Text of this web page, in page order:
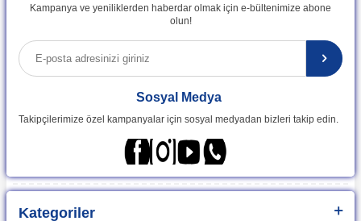
Herkesin kolay ulaşabilmesi adına Dünyada en popüler bebek markalarının
ürün koleksiyonlarını uygun fiyat ve hızlı teslimat ile siz değerli kullanıcılarına
sunuyor.
Sersa İthalat , Bebek Araç Gereçleri Üreticileri, İthalatçıları ve
Kampanya ve yeniliklerden haberdar olmak için e-bültenimize abone
olun!
Sosyal Medya
Takipçilerimize özel kampanyalar için sosyal medyadan bizleri takip edin.
Kategoriler